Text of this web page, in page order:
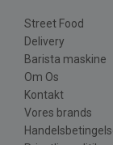
Street Food
Delivery
Barista maskine
Om Os
Kontakt
Vores brands